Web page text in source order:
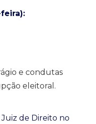
e condutas
eleitoral.
Juiz de Direito no